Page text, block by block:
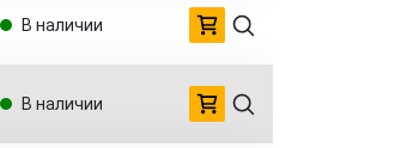
В наличии
В наличии